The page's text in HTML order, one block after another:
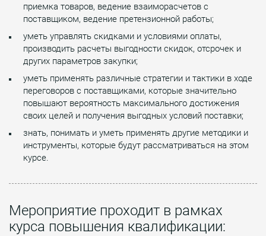
приемка товаров, ведение взаиморасчетов с
поставщиком, ведение претензионной работы;
уметь управлять скидками и условиями оплаты,
производить расчеты выгодности скидок, отсрочек и
других параметров закупки;
уметь применять различные стратегии и тактики в ходе
переговоров с поставщиками, которые значительно
повышают вероятность максимального достижения
своих целей и получения выгодных условий поставки;
знать, понимать и уметь применять другие методики и
инструменты, которые будут рассматриваться на этом
курсе.
Мероприятие проходит в рамках
курса повышения квалификации: